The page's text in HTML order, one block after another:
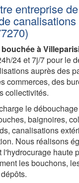
entreprise de
canalisations
à
24 et 7j/7 pour le
auprès des
commerces, des
collectivités.
le
baignoires,
canalisations
Nous réalisons
l'hydrocurage haute
les bouchons,